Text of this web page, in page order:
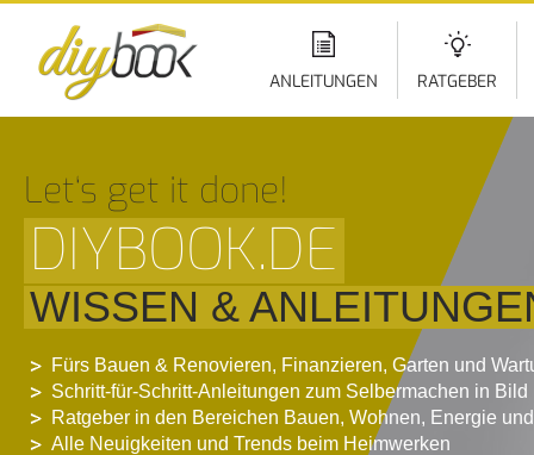
ANLEITUNGEN RATGEBER
Let‘s get it done!
DIYBOOK.DE
WISSEN &
Fürs Bauen & Renovieren, Finanzieren, Garten und
Schritt-für-Schritt-Anleitungen zum Selbermachen in Bild
Ratgeber in den Bereichen Bauen, Wohnen, Energie
Alle Neuigkeiten und Trends beim Heimwerken